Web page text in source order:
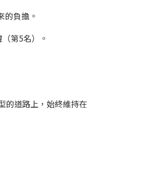
負擔。
第5名）。
的道路上，始終維持在